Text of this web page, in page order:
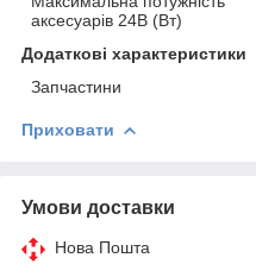
аксесуарів 24В (Вт)
Додаткові характеристики
Запчастини
Приховати
Умови доставки
Нова Пошта